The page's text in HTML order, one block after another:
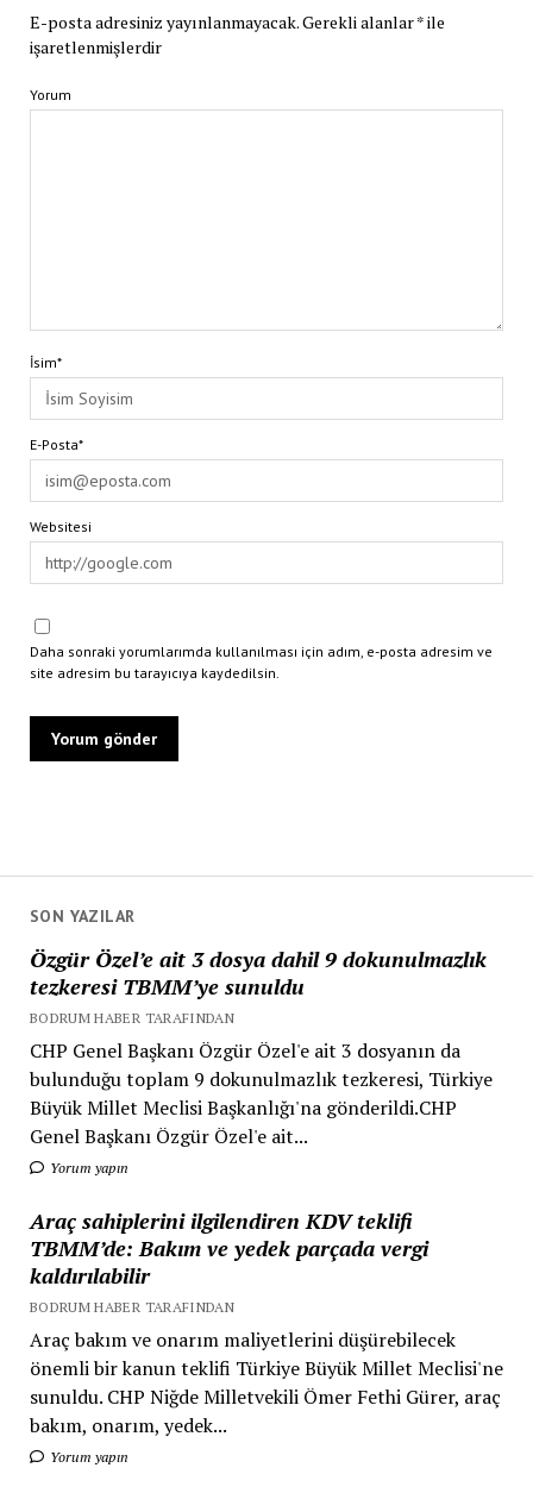
SON YAZILAR
Özgür Özel’e ait 3 dosya dahil 9 dokunulmazlık
tezkeresi TBMM’ye sunuldu
BODRUM HABER TARAFINDAN
CHP Genel Başkanı Özgür Özel'e ait 3 dosyanın da
bulunduğu toplam 9 dokunulmazlık tezkeresi, Türkiye
Büyük Millet Meclisi Başkanlığı'na gönderildi.CHP
Genel Başkanı Özgür Özel'e ait...
Yorum yapın
Araç sahiplerini ilgilendiren KDV teklifi
TBMM’de: Bakım ve yedek parçada vergi
kaldırılabilir
BODRUM HABER TARAFINDAN
Araç bakım ve onarım maliyetlerini düşürebilecek
önemli bir kanun teklifi Türkiye Büyük Millet Meclisi'ne
sunuldu. CHP Niğde Milletvekili Ömer Fethi Gürer, araç
bakım, onarım, yedek...
Yorum yapın
E-posta adresiniz yayınlanmayacak.Gerekli alanlar*ile
işaretlenmişlerdir
Yorum
İsim*
E-Posta*
Websitesi
Daha sonraki yorumlarımda kullanılması için adım, e-posta adresim ve
site adresim bu tarayıcıya kaydedilsin.